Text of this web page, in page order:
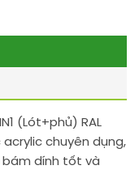
(Lót+phủ) RAL
acrylic chuyên dụng,
dính tốt và